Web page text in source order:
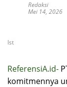
Redaksi
Mei 14, 2026
Ist
ReferensiA.id-
komitmennya